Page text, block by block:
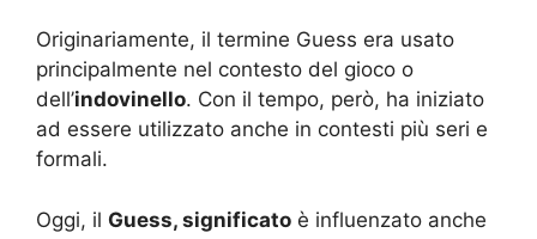
Originariamente, il termine Guess era usato
principalmente nel contesto del gioco o
dell’indovinello. Con il tempo, però, ha iniziato
ad essere utilizzato anche in contesti più seri e
formali.
Oggi, il Guess, significato è influenzato anche